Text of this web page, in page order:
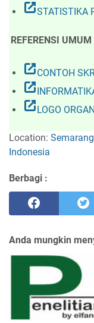
open_in_newSTATISTIKA
REFERENSI UMUM
open_in_newCONTOH
open_in_new
open_in_new LOGO
Location:
Indonesia
Berbagi :
Anda mungkin